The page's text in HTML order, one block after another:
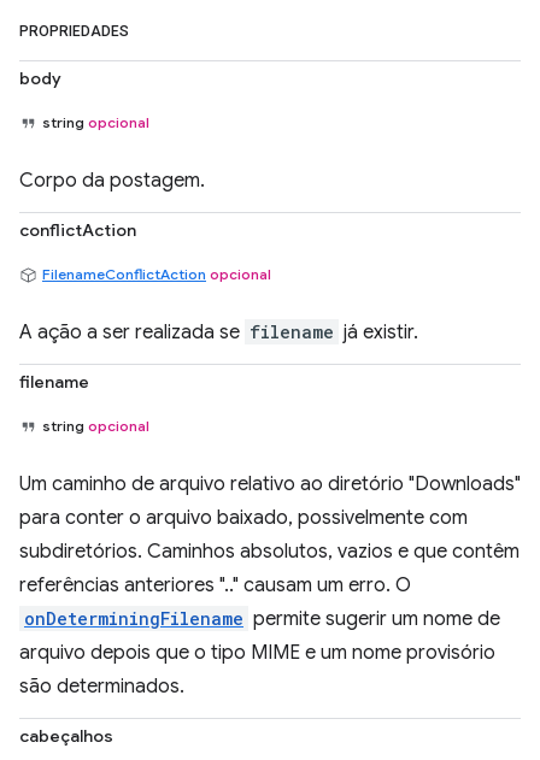
PROPRIEDADES
body
string opcional
Corpo da postagem.
conflictAction
FilenameConflictAction opcional
A ação a ser realizada se filename já existir.
filename
string opcional
Um caminho de arquivo relativo ao diretório "Downloads"
para conter o arquivo baixado, possivelmente com
subdiretórios. Caminhos absolutos, vazios e que contêm
referências anteriores ".." causam um erro. O
onDeterminingFilename permite sugerir um nome de
arquivo depois que o tipo MIME e um nome provisório
são determinados.
cabeçalhos